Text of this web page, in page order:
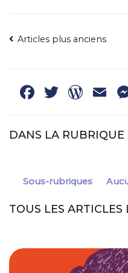
NAVIGATION
Articles plus anciens
DANS LA RUBRIQUE
Sous-rubriques
TOUS LES ARTICLES